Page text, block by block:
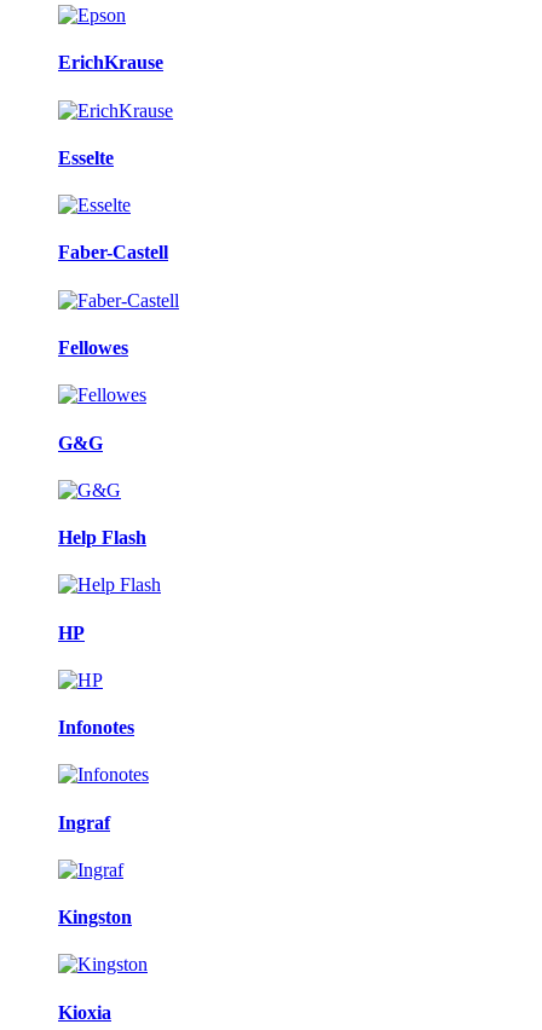
ErichKrause
Esselte
Faber-Castell
Fellowes
G&G
Help Flash
HP
Infonotes
Ingraf
Kingston
Kioxia